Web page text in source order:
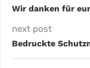
Wir danken für
next post
Bedruckte